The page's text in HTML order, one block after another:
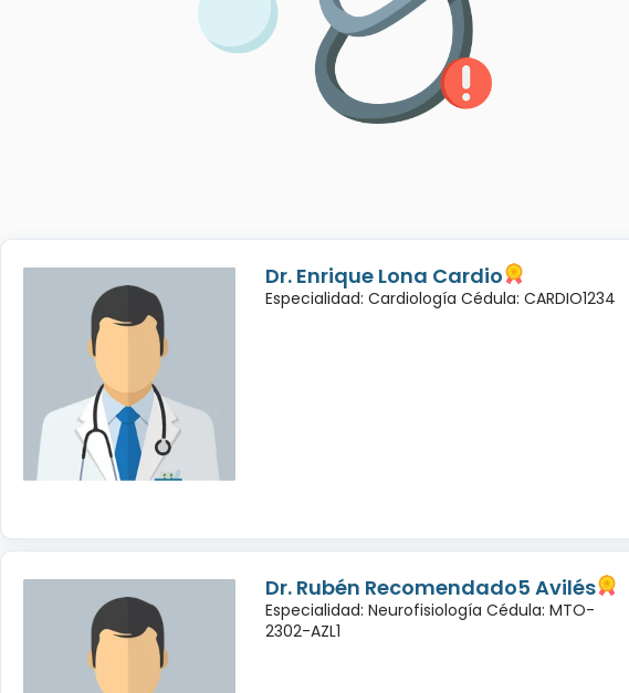
Dr. Enrique Lona Cardio
Especialidad: Cardiología Cédula: CARDIO1234
Dr. Rubén Recomendado5 Avilés
Especialidad: Neurofisiología Cédula: MTO-
2302-AZL1